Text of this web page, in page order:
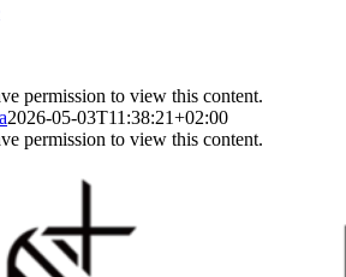
permission to view this content.
2026-05-03T11:38:21+02:00
permission to view this content.